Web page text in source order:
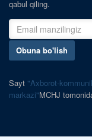
qabul qiling.
Obuna bo'lish
Sayt "Axborot-
markazi"MCHJ